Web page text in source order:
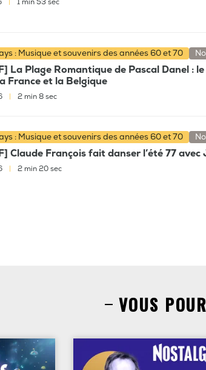
1 min 53 sec
: Musique et souvenirs des années 60 et 70
La Plage Romantique de Pascal Danel :
France et la Belgique
2 min 8 sec
: Musique et souvenirs des années 60 et 70
Claude François fait danser l’été 77 avec
| 2 min 20 sec
VOUS